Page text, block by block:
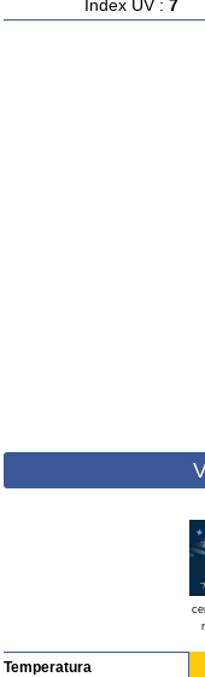
Index UV : 7
Temperatura